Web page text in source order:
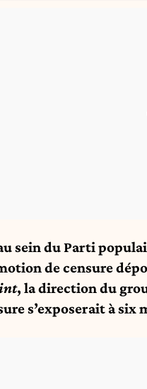
sein du Parti
de censure
, la direction du
s’exposerait à